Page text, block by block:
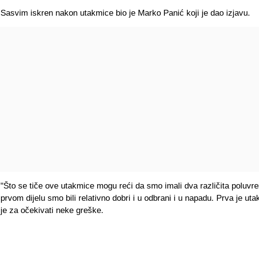
Sasvim iskren nakon utakmice bio je Marko Panić koji je dao izjavu.
"Što se tiče ove utakmice mogu reći da smo imali dva različita
prvom dijelu smo bili relativno dobri i u odbrani i u napadu. Prva je
je za očekivati neke greške.